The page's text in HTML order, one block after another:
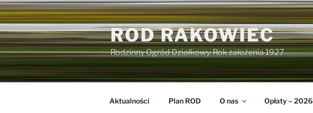
Przejdź
do
treści
ROD RAKOWIEC
Rodzinny Ogród Działkowy. Rok założenia 1927
Aktualności Plan ROD O nas Opłaty – 2026